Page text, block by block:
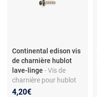
Continental edison vis
de charnière hublot
lave-linge - Vis de
charnière pour hublot
de lave-linge - Acier
4,20€